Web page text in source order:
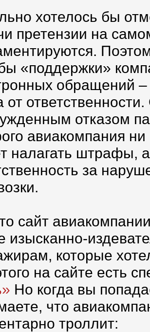
хотелось бы
претензии на
«поддержки»
обращений
от
отказом
авиакомпания
налагать штрафы,
за
сайт
изысканно-
которые
на сайте есть
Но когда вы
что
троллит: